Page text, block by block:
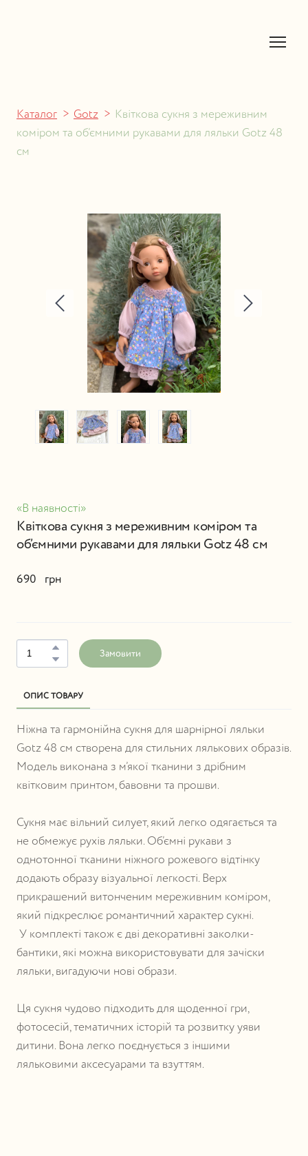
Каталог Gotz
Квіткова сукня з мереживним
коміром та об’ємними рукавами для ляльки Gotz 48
см
«В наявності»
Квіткова сукня з мереживним коміром та
об’ємними рукавами для ляльки Gotz 48 см
690   грн
Замовити
ОПИС ТОВАРУ
Ніжна та гармонійна сукня для шарнірної ляльки
Gotz 48 см створена для стильних лялькових образів.
Модель виконана з м’якої тканини з дрібним
квітковим принтом, бавовни та прошви.
Сукня має вільний силует, який легко одягається та
не обмежує рухів ляльки. Об’ємні рукави з
однотонної тканини ніжного рожевого відтінку
додають образу візуальної легкості. Верх
прикрашений витонченим мереживним коміром,
який підкреслює романтичний характер сукні.
У комплекті також є дві декоративні заколки-
бантики, які можна використовувати для зачіски
ляльки, вигадуючи нові образи.
Ця сукня чудово підходить для щоденної гри,
фотосесій, тематичних історій та розвитку уяви
дитини. Вона легко поєднується з іншими
ляльковими аксесуарами та взуттям.